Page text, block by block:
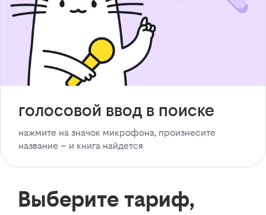
голосовой ввод в поиске
нажмите на значок микрофона, произнесите
название – и книга найдется
Выберите тариф,